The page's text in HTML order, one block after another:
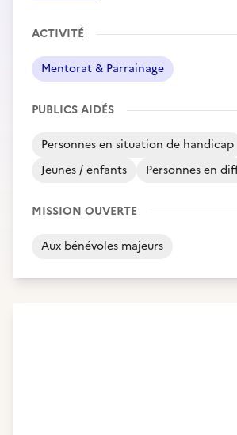
ACTIVITÉ
Mentorat & Parrainage
PUBLICS AIDÉS
Personnes en situation de handicap
Jeunes / enfants
Personnes en
MISSION OUVERTE
Aux bénévoles majeurs